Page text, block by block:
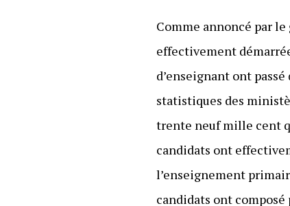
Comme annoncé par
effectivement
d’enseignant ont
statistiques des
trente neuf mille cent
candidats ont
l’enseignement
candidats ont